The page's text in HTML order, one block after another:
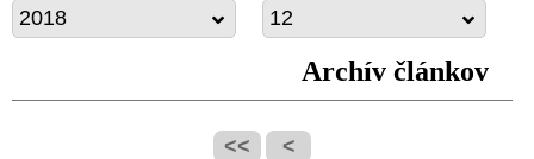
2018 12
Archív článkov
<<
<